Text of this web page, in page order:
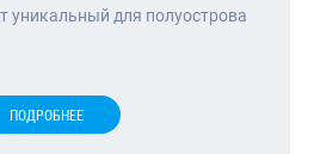
уникальный для полуострова
ПОДРОБНЕЕ